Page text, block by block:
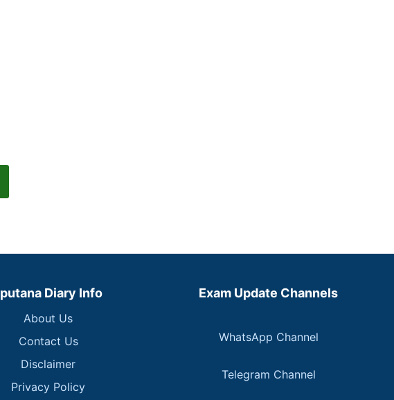
Diary Info
About Us
Contact Us
Disclaimer
Privacy Policy
Exam Update Channels
WhatsApp Channel
Telegram Channel